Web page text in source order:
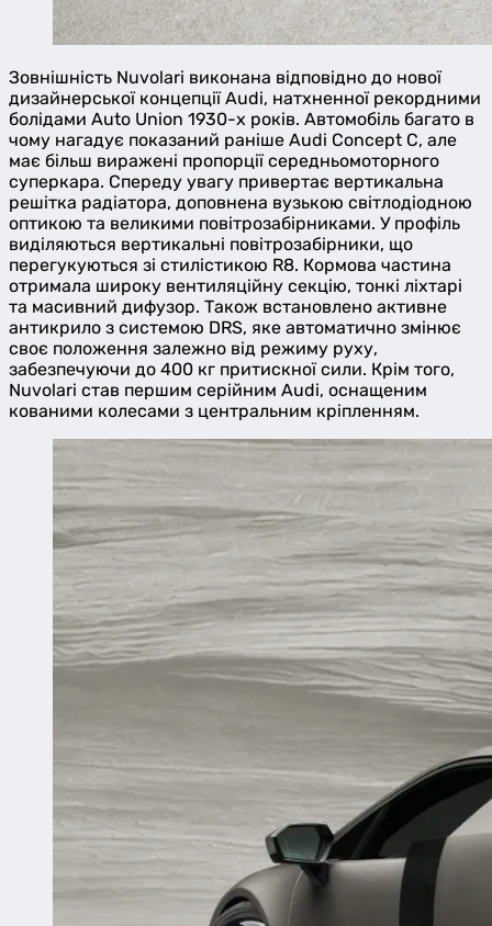
Зовнішність Nuvolari виконана відповідно до нової
дизайнерської концепції Audi, натхненної рекордними
болідами Auto Union 1930-х років. Автомобіль багато в
чому нагадує показаний раніше Audi Concept C, але
має більш виражені пропорції середньомоторного
суперкара. Спереду увагу привертає вертикальна
решітка радіатора, доповнена вузькою світлодіодною
оптикою та великими повітрозабірниками. У профіль
виділяються вертикальні повітрозабірники, що
перегукуються зі стилістикою R8. Кормова частина
отримала широку вентиляційну секцію, тонкі ліхтарі
та масивний дифузор. Також встановлено активне
антикрило з системою DRS, яке автоматично змінює
своє положення залежно від режиму руху,
забезпечуючи до 400 кг притискної сили. Крім того,
Nuvolari став першим серійним Audi, оснащеним
кованими колесами з центральним кріпленням.